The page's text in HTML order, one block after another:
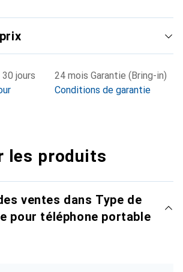
jours
24 mois Garantie (Bring-in)
Conditions de garantie
les produits
ventes dans Type de
pour téléphone portable